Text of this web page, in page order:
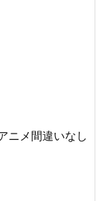
ニメ間違いなし